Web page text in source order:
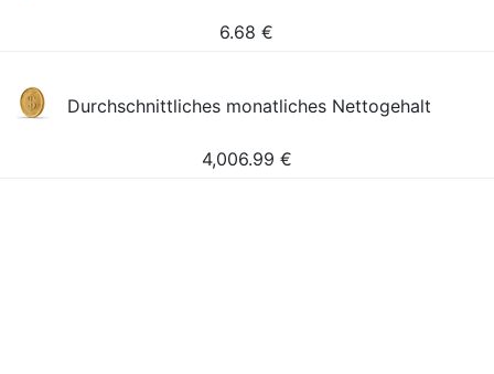
6.68 €
Durchschnittliches monatliches Nettogehalt
4,006.99 €